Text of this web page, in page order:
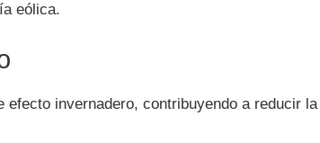
eólica.
efecto invernadero, contribuyendo a reducir